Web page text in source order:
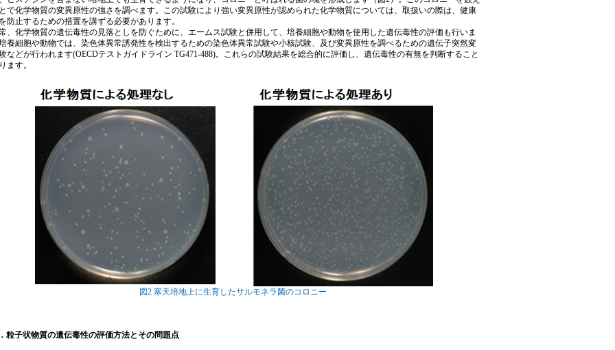
で化学物質の変異原性の強さを調べます。この試験により強い変異原性が認められた化学物質については、取扱いの際は、健康
防止するための措置を講ずる必要があります。
、化学物質の遺伝毒性の見落としを防ぐために、エームス試験と併用して、培養細胞や動物を使用した遺伝毒性の評価も行いま
養細胞や動物では、染色体異常誘発性を検出するための染色体異常試験や小核試験、及び変異原性を調べるための遺伝子突然変
などが行われます(OECDテストガイドライン TG471-488)。これらの試験結果を総合的に評価し、遺伝毒性の有無を判断すること
ます。
図2 寒天培地上に生育したサルモネラ菌のコロニー
粒子状物質の遺伝毒性の評価方法とその問題点